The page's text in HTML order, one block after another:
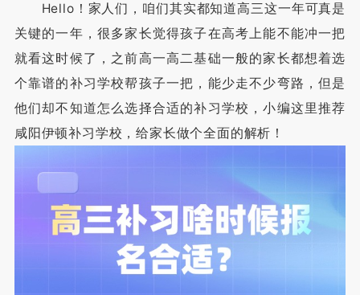
Hello！家人们，咱们其实都知道高三这一年可真是
关键的一年，很多家长觉得孩子在高考上能不能冲一把
就看这时候了，之前高一高二基础一般的家长都想着选
个靠谱的补习学校帮孩子一把，能少走不少弯路，但是
他们却不知道怎么选择合适的补习学校，小编这里推荐
咸阳伊顿补习学校，给家长做个全面的解析！